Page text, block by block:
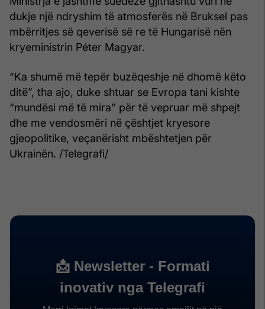
dukje një ndryshim të atmosferës në Bruksel pas
mbërritjes së qeverisë së re të Hungarisë nën
kryeministrin Péter Magyar.
“Ka shumë më tepër buzëqeshje në dhomë këto
ditë”, tha ajo, duke shtuar se Evropa tani kishte
“mundësi më të mira” për të vepruar më shpejt
dhe me vendosmëri në çështjet kryesore
gjeopolitike, veçanërisht mbështetjen për
Ukrainën. /Telegrafi/